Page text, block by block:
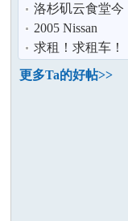
金
洛杉矶云食堂今
日推荐：四季
香、楼外楼、颐
2005 Nissan
Altima 3.5L Sedan
顶配出售（
求租！求租车！
本月19日起租四
个月以上,欢
更多Ta的好帖>>